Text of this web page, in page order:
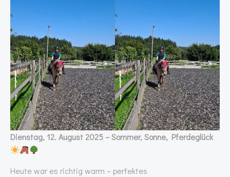
Dienstag, 12. August 2025 – Sommer, Sonne, Pferdeglück
Heute war es richtig warm – perfektes